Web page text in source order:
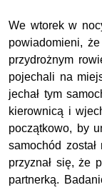
We wtorek w
powiadomieni,
przydrożnym
pojechali na
jechał tym
kierownicą i
początkowo, by
samochód
przyznał się, że
partnerką.